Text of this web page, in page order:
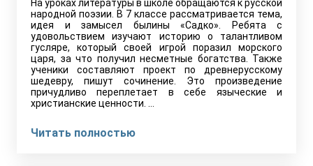
На уроках литературы в школе обращаются к русской
народной поэзии. В 7 классе рассматривается тема,
идея и замысел былины «Садко». Ребята с
удовольствием изучают историю о талантливом
гусляре, который своей игрой поразил морского
царя, за что получил несметные богатства. Также
ученики составляют проект по древнерусскому
шедевру, пишут сочинение. Это произведение
причудливо переплетает в себе языческие и
христианские ценности. …
Читать полностью